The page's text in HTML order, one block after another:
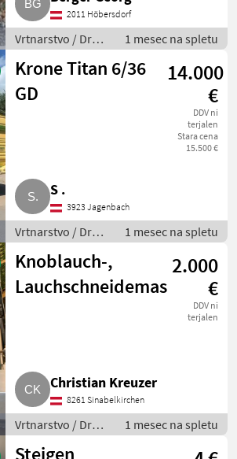
2011 Höbersdorf
Vrtnarstvo / Drugi
stroji za
vrtnarstvo
1 mesec na spletu
Krone Titan 6/36
GD
14.000
€
DDV ni
terjalen
Stara cena
15.500 €
S .
3923 Jagenbach
Vrtnarstvo / Drugi
stroji za
vrtnarstvo
1 mesec na spletu
Knoblauch-,
Lauchschneidemaschine
2.000
€
DDV ni
terjalen
Christian Kreuzer
8261 Sinabelkirchen
Vrtnarstvo / Drugi
stroji za
vrtnarstvo
1 mesec na spletu
Steigen